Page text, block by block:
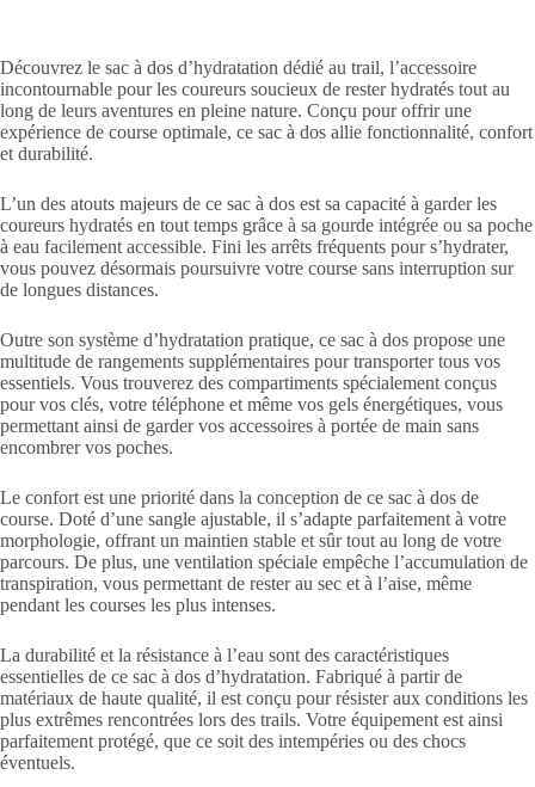
Découvrez le sac à dos d’hydratation dédié au trail, l’accessoire
incontournable pour les coureurs soucieux de rester hydratés tout au
long de leurs aventures en pleine nature. Conçu pour offrir une
expérience de course optimale, ce sac à dos allie fonctionnalité, confort
et durabilité.
L’un des atouts majeurs de ce sac à dos est sa capacité à garder les
coureurs hydratés en tout temps grâce à sa gourde intégrée ou sa poche
à eau facilement accessible. Fini les arrêts fréquents pour s’hydrater,
vous pouvez désormais poursuivre votre course sans interruption sur
de longues distances.
Outre son système d’hydratation pratique, ce sac à dos propose une
multitude de rangements supplémentaires pour transporter tous vos
essentiels. Vous trouverez des compartiments spécialement conçus
pour vos clés, votre téléphone et même vos gels énergétiques, vous
permettant ainsi de garder vos accessoires à portée de main sans
encombrer vos poches.
Le confort est une priorité dans la conception de ce sac à dos de
course. Doté d’une sangle ajustable, il s’adapte parfaitement à votre
morphologie, offrant un maintien stable et sûr tout au long de votre
parcours. De plus, une ventilation spéciale empêche l’accumulation de
transpiration, vous permettant de rester au sec et à l’aise, même
pendant les courses les plus intenses.
La durabilité et la résistance à l’eau sont des caractéristiques
essentielles de ce sac à dos d’hydratation. Fabriqué à partir de
matériaux de haute qualité, il est conçu pour résister aux conditions les
plus extrêmes rencontrées lors des trails. Votre équipement est ainsi
parfaitement protégé, que ce soit des intempéries ou des chocs
éventuels.